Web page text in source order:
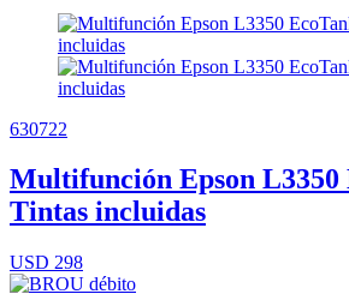
630722
Multifunción Epson L3350
Tintas incluidas
USD 298